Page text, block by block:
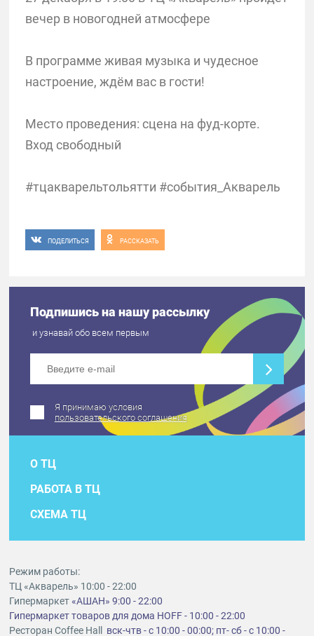
вечер в новогодней атмосфере
В программе живая музыка и чудесное
настроение, ждём вас в гости!
Место проведения: сцена на фуд-корте.
Вход свободный
#тцакварельтольятти #события_Акварель
ПОДЕЛИТЬСЯ РАССКАЗАТЬ
Подпишись на нашу рассылку
и узнавай обо всем первым
Я принимаю условия
пользовательского соглашения
О ТЦ
РАБОТА В ТЦ
СХЕМА ТЦ
Режим работы:
ТЦ «Акварель» 10:00 - 22:00
Гипермаркет«АШАН» 9:00 - 22:00
Гипермаркет товаров для дома HOFF - 10:00 - 22:00
Ресторан Coffee Hall вск-чтв - с 10:00 - 00:00; пт- сб - с 10:00 -